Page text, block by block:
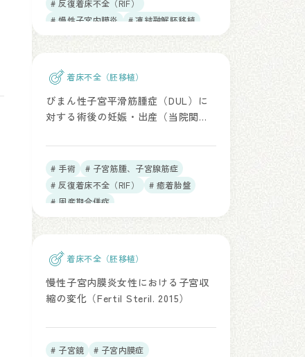
# 反復着床不全（RIF）
# 慢性子宮内膜炎
# 凍結融解胚移植
着床不全（胚移植）
びまん性子宮平滑筋腫症（DUL）に
対する術後の妊娠・出産（当院関連
2026）
# 手術
# 子宮筋腫、子宮腺筋症
# 反復着床不全（RIF）
# 癒着胎盤
# 周産期合併症
着床不全（胚移植）
慢性子宮内膜炎女性における子宮収
縮の変化（Fertil Steril. 2015）
# 子宮鏡
# 子宮内膜症